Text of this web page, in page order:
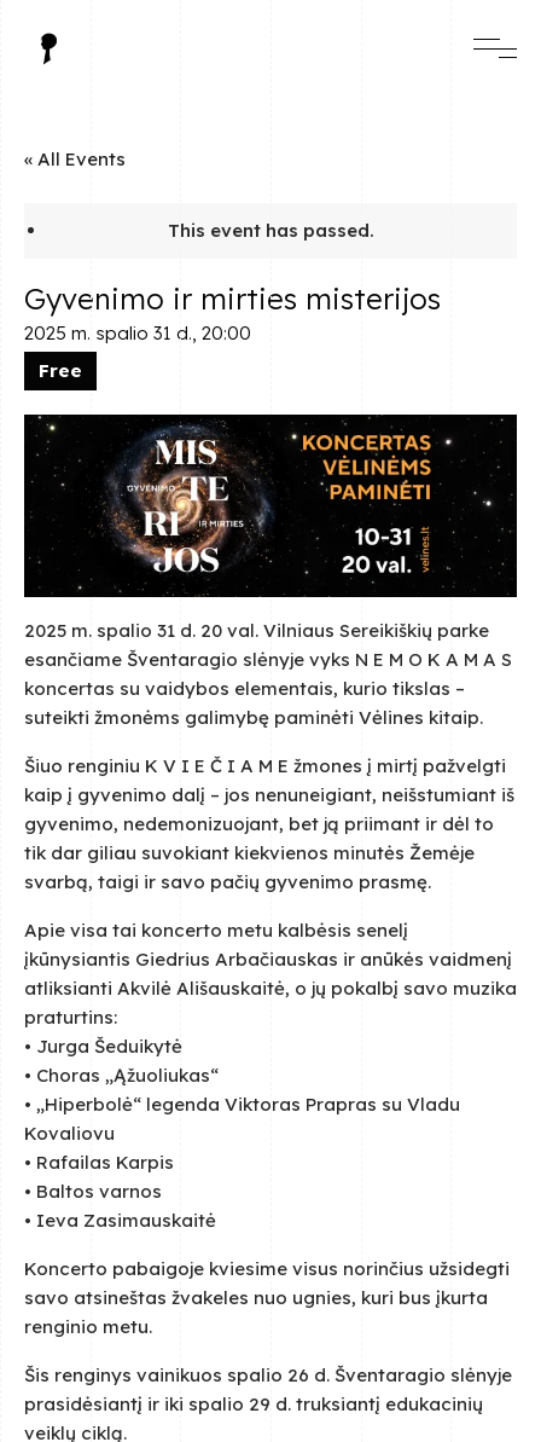
« All Events
This event has passed.
Gyvenimo ir mirties misterijos
2025 m. spalio 31 d., 20:00
Free
2025 m. spalio 31 d. 20 val. Vilniaus Sereikiškių parke
esančiame Šventaragio slėnyje vyks N E M O K A M A S
koncertas su vaidybos elementais, kurio tikslas –
suteikti žmonėms galimybę paminėti Vėlines kitaip.
Šiuo renginiu K V I E Č I A M E žmones į mirtį pažvelgti
kaip į gyvenimo dalį – jos nenuneigiant, neišstumiant iš
gyvenimo, nedemonizuojant, bet ją priimant ir dėl to
tik dar giliau suvokiant kiekvienos minutės Žemėje
svarbą, taigi ir savo pačių gyvenimo prasmę.
Apie visa tai koncerto metu kalbėsis senelį
įkūnysiantis Giedrius Arbačiauskas ir anūkės vaidmenį
atliksianti Akvilė Ališauskaitė, o jų pokalbį savo muzika
praturtins:
• Jurga Šeduikytė
• Choras „Ąžuoliukas“
• „Hiperbolė“ legenda Viktoras Prapras su Vladu
Kovaliovu
• Rafailas Karpis
• Baltos varnos
• Ieva Zasimauskaitė
Koncerto pabaigoje kviesime visus norinčius užsidegti
savo atsineštas žvakeles nuo ugnies, kuri bus įkurta
renginio metu.
Šis renginys vainikuos spalio 26 d. Šventaragio slėnyje
prasidėsiantį ir iki spalio 29 d. truksiantį edukacinių
veiklų ciklą.